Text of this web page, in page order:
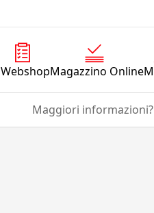
WebshopMagazzino Online
Maggiori informazioni?